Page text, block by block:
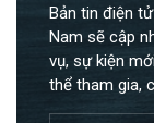
Bản tin điện
Nam sẽ cập
vụ, sự kiện
thể tham gia,